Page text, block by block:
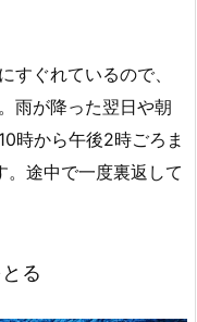
すぐれているので、
雨が降った翌日や朝
時から午後2時ごろま
途中で一度裏返して
る